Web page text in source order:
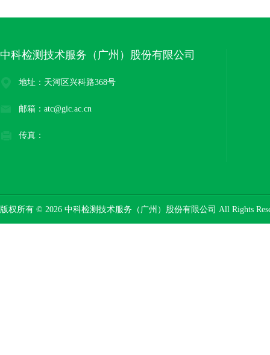
中科检测技术服务（广州）股份有限公司
地址：天河区兴科路368号
邮箱：atc@gic.ac.cn
传真：
版权所有 © 2026 中科检测技术服务（广州）股份有限公司 All Rights